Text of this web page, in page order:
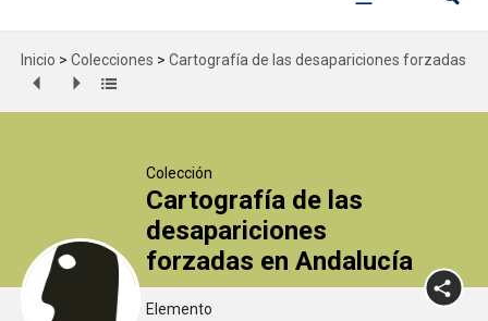
Inicio > Colecciones > Cartografía de las desapariciones forzadas
Colección
Cartografía de las
desapariciones
forzadas en Andalucía
Elemento